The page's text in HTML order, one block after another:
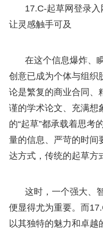
17.C-起草网登录入
让灵感触手可及
在这个信息爆炸、
创意已成为个体与组织
论是繁复的商业合同、
谨的学术论文、充满想
的“起草”都承载着思考
量的信息、严苛的时间
达方式，传统的起草方
这时，一个强大、
便显得尤为重要。而
以其独特的魅力和卓越